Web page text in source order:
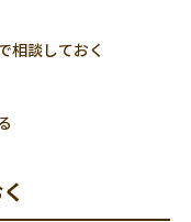
相談しておく